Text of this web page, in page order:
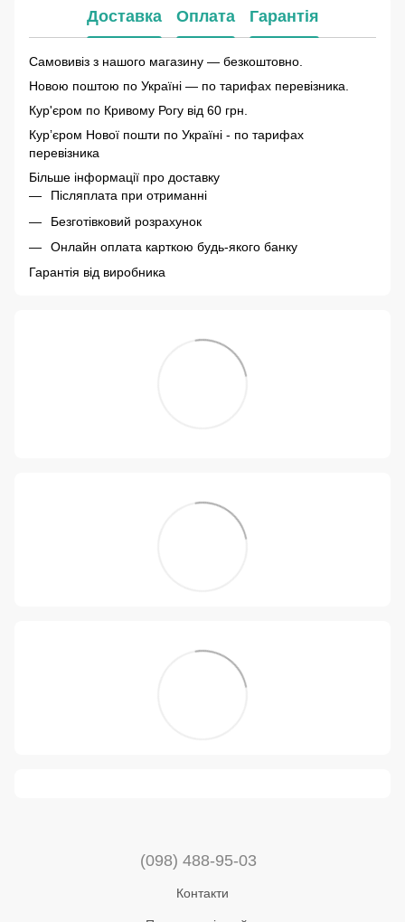
Доставка Оплата Гарантія
Самовивіз з нашого магазину — безкоштовно.
Новою поштою по Україні — по тарифах перевізника.
Кур'єром по Кривому Рогу від 60 грн.
Курʼєром Нової пошти по Україні - по тарифах
перевізника
Більше інформації про доставку
Післяплата при отриманні
Безготівковий розрахунок
Онлайн оплата карткою будь-якого банку
Гарантія від виробника
(098) 488-95-03
Контакти